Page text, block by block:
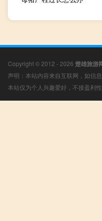
Copyright © 2012 - 2026 楚雄旅游
声明：本站内容来自互联网，如信
本站仅为个人兴趣爱好，不接盈利